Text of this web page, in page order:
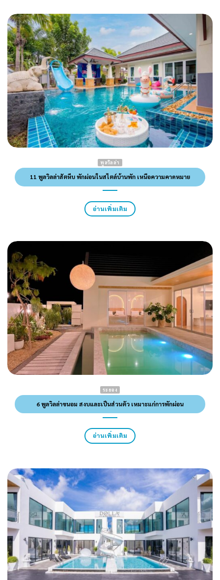
พูลวิลล่า
11 พูลวิลล่าสัตหีบ พักผ่อนในสไตล์บ้านพัก เหนือความคาดหมาย
อ่านเพิ่มเติม
ระยอง
6 พูลวิลล่าขนอม สงบและเป็นส่วนตัว เหมาะแก่การพักผ่อน
อ่านเพิ่มเติม